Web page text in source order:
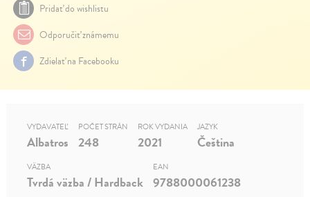
Pridať do wishlistu
Odporučiť známemu
Zdielať na Facebooku
VYDAVATEĽ
Albatros
POČET STRÁN
248
ROK VYDANIA
2021
JAZYK
Čeština
VÄZBA
Tvrdá väzba / Hardback
EAN
9788000061238